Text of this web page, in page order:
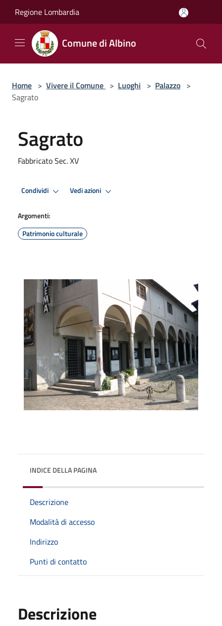
Regione Lombardia
Comune di Albino
Home > Vivere il Comune > Luoghi > Palazzo >
Sagrato
Sagrato
Fabbricato Sec. XV
Condividi Vedi azioni
Argomenti:
Patrimonio culturale
INDICE DELLA PAGINA
Descrizione
Modalità di accesso
Indirizzo
Punti di contatto
Descrizione